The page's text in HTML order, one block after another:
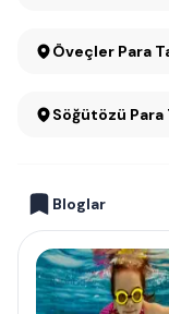
Öveçler Para
Bloglar